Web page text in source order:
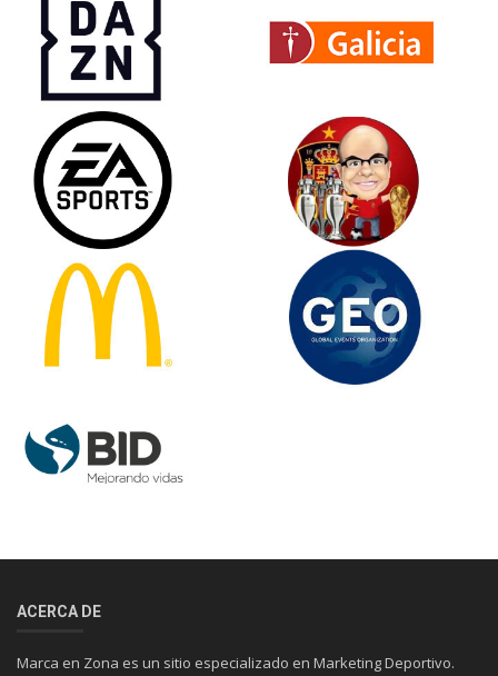
ACERCA DE
Marca en Zona es un sitio especializado en Marketing Deportivo.